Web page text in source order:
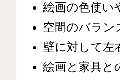
絵画の色使い
空間のバラン
壁に対して左
絵画と家具と